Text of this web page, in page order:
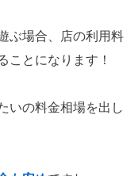
ぶ場合、店の利用料
ことになります！
いの料金相場を出し